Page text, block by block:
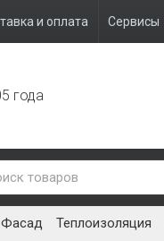
и оплата Сервисы
года
Фасад Теплоизоляция